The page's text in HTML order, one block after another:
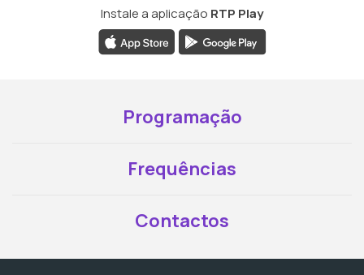
Instale a aplicação RTP Play
Programação
Frequências
Contactos